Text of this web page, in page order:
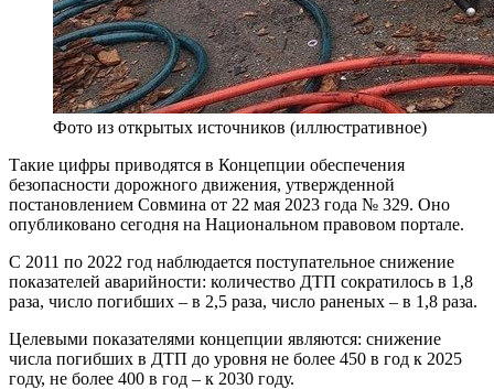
Фото из открытых источников (иллюстративное)
Такие цифры приводятся в Концепции обеспечения
безопасности дорожного движения, утвержденной
постановлением Совмина от 22 мая 2023 года № 329. Оно
опубликовано сегодня на Национальном правовом портале.
С 2011 по 2022 год наблюдается поступательное снижение
показателей аварийности: количество ДТП сократилось в 1,8
раза, число погибших – в 2,5 раза, число раненых – в 1,8 раза.
Целевыми показателями концепции являются: снижение
числа погибших в ДТП до уровня не более 450 в год к 2025
году, не более 400 в год – к 2030 году.